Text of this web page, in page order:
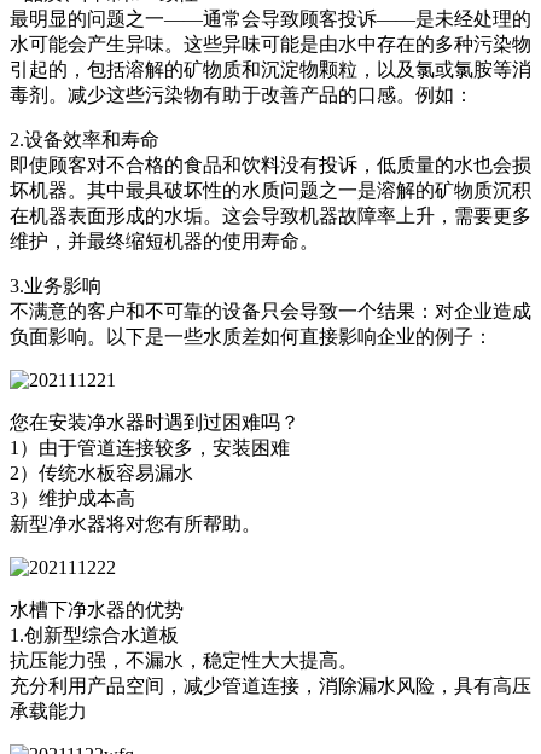
最明显的问题之一——通常会导致顾客投诉——是未经处理的
水可能会产生异味。这些异味可能是由水中存在的多种污染物
引起的，包括溶解的矿物质和沉淀物颗粒，以及氯或氯胺等消
毒剂。减少这些污染物有助于改善产品的口感。例如：
2.设备效率和寿命
即使顾客对不合格的食品和饮料没有投诉，低质量的水也会损
坏机器。其中最具破坏性的水质问题之一是溶解的矿物质沉积
在机器表面形成的水垢。这会导致机器故障率上升，需要更多
维护，并最终缩短机器的使用寿命。
3.业务影响
不满意的客户和不可靠的设备只会导致一个结果：对企业造成
负面影响。以下是一些水质差如何直接影响企业的例子：
您在安装净水器时遇到过困难吗？
1）由于管道连接较多，安装困难
2）传统水板容易漏水
3）维护成本高
新型净水器将对您有所帮助。
水槽下净水器的优势
1.创新型综合水道板
抗压能力强，不漏水，稳定性大大提高。
充分利用产品空间，减少管道连接，消除漏水风险，具有高压
承载能力